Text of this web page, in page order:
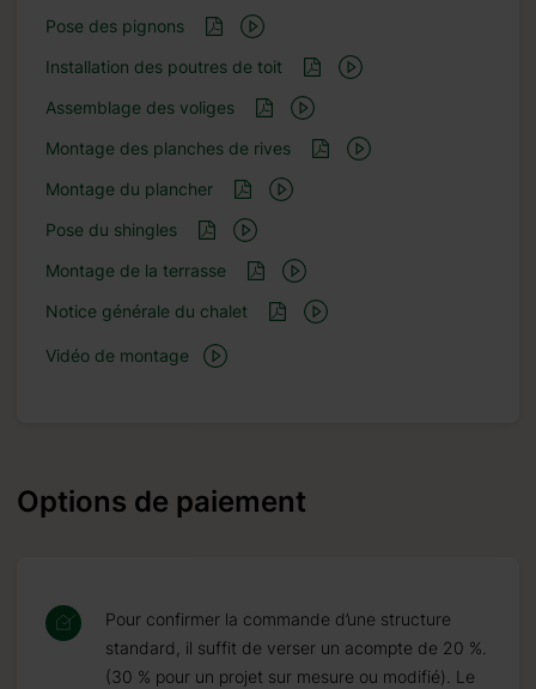
Pose des pignons
Installation des poutres de toit
Assemblage des voliges
Montage des planches de rives
Montage du plancher
Pose du shingles
Montage de la terrasse
Notice générale du chalet
Vidéo de montage
Options de paiement
Pour confirmer la commande d’une structure
standard, il suffit de verser un acompte de 20 %.
(30 % pour un projet sur mesure ou modifié). Le